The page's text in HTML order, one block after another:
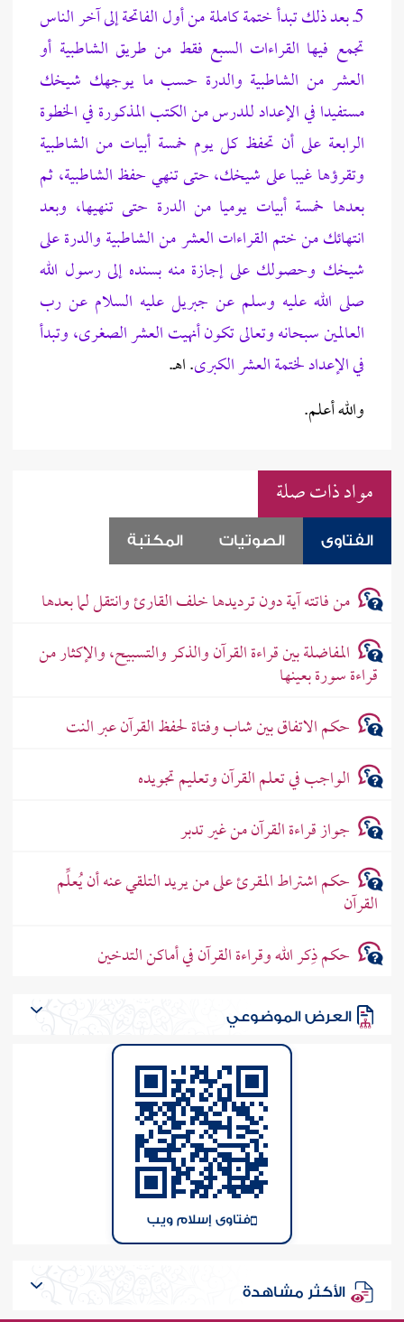
5ـ بعد ذلك تبدأ ختمة كاملة من أول الفاتحة إلى آخر الناس
تجمع فيها القراءات السبع فقط من طريق الشاطبية أو
العشر من الشاطبية والدرة حسب ما يوجهك شيخك
مستفيدا في الإعداد للدرس من الكتب المذكورة في الخطوة
الرابعة على أن تحفظ كل يوم خمسة أبيات من الشاطبية
وتقرؤها غيبا على شيخك، حتى تنهي حفظ الشاطبية، ثم
بعدها خمسة أبيات يوميا من الدرة حتى تنهيها، وبعد
انتهائك من ختم القراءات العشر من الشاطبية والدرة على
شيخك وحصولك على إجازة منه بسنده إلى رسول الله
صلى الله عليه وسلم عن جبريل عليه السلام عن رب
العالمين سبحانه وتعالى تكون أنهيت العشر الصغرى، وتبدأ
في الإعداد لختمة العشر الكبرى. اهـ.
والله أعلم.
مواد ذات صلة
الفتاوى الصوتيات المكتبة
من فاتته آية دون ترديدها خلف القارئ وانتقل لما بعدها
المفاضلة بين قراءة القرآن والذكر والتسبيح، والإكثار من
قراءة سورة بعينها
حكم الاتفاق بين شاب وفتاة لحفظ القرآن عبر النت
الواجب في تعلم القرآن وتعليم تجويده
جواز قراءة القرآن من غير تدبر
حكم اشتراط المقرئ على من يريد التلقي عنه أن يُعلِّم
القرآن
حكم ذِكر الله وقراءة القرآن في أماكن التدخين
العرض الموضوعي
فتاوى إسلام ويب
الأكثر مشاهدة